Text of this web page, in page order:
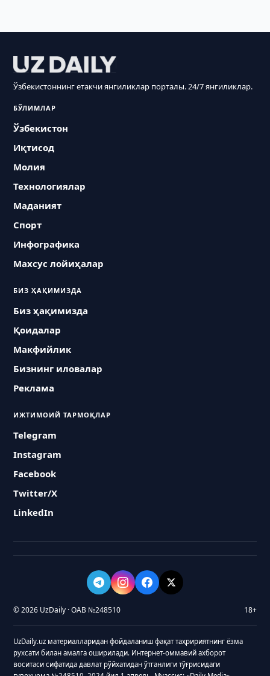
Ўзбекистоннинг етакчи янгиликлар порталы. 24/7 янгиликлар.
БЎЛИМЛАР
Ўзбекистон
Иқтисод
Молия
Технологиялар
Маданият
Спорт
Инфографика
Махсус лойиҳалар
БИЗ ҲАҚИМИЗДА
Биз ҳақимизда
Қоидалар
Макфийлик
Бизнинг иловалар
Реклама
ИЖТИМОИЙ ТАРМОҚЛАР
Telegram
Instagram
Facebook
Twitter/X
LinkedIn
© 2026 UzDaily · ОАВ №248510 18+
UzDaily.uz материалларидан фойдаланиш фақат таҳририятнинг ёзма
рухсати билан амалга оширилади. Интернет-оммавий ахборот
воситаси сифатида давлат рўйхатидан ўтганлиги тўғрисидаги